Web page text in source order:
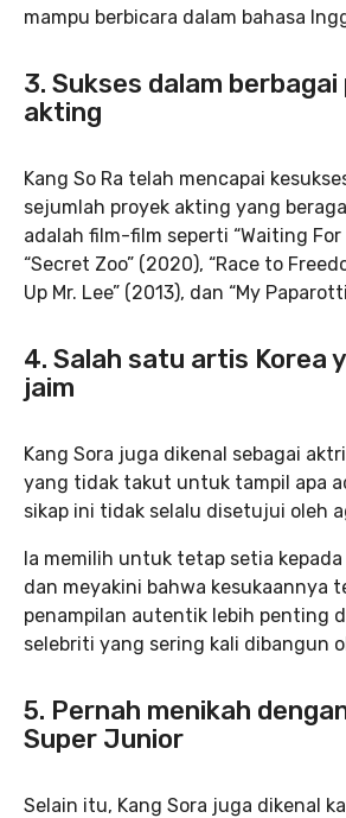
mampu berbicara dalam bahasa
3. Sukses dalam
akting
Kang So Ra telah mencapai
sejumlah proyek akting yang
adalah film-film seperti “Waiting For
“Secret Zoo” (2020), “Race to
Up Mr. Lee” (2013), dan “My
4. Salah satu artis Korea
jaim
Kang Sora juga dikenal sebagai
yang tidak takut untuk tampil apa
sikap ini tidak selalu disetujui oleh
Ia memilih untuk tetap setia
dan meyakini bahwa kesukaannya
penampilan autentik lebih penting
selebriti yang sering kali dibangun
5. Pernah menikah
Super Junior
Selain itu, Kang Sora juga dikenal